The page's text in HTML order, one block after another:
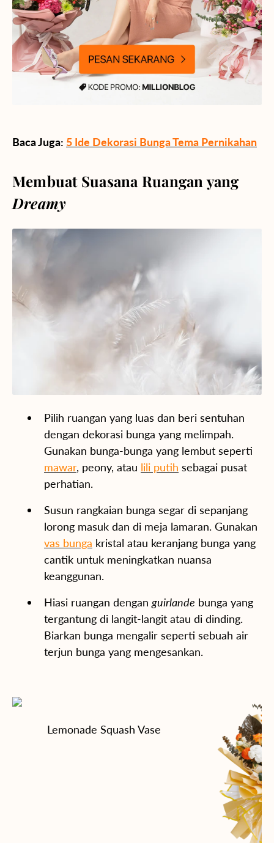
Baca Juga: 5 Ide Dekorasi Bunga Tema Pernikahan
Membuat Suasana Ruangan yang
Dreamy
Pilih ruangan yang luas dan beri sentuhan
dengan dekorasi bunga yang melimpah.
Gunakan bunga-bunga yang lembut seperti
mawar, peony, atau lili putih sebagai pusat
perhatian.
Susun rangkaian bunga segar di sepanjang
lorong masuk dan di meja lamaran. Gunakan
vas bunga kristal atau keranjang bunga yang
cantik untuk meningkatkan nuansa
keanggunan.
Hiasi ruangan dengan guirlande bunga yang
tergantung di langit-langit atau di dinding.
Biarkan bunga mengalir seperti sebuah air
terjun bunga yang mengesankan.
Lemonade Squash Vase